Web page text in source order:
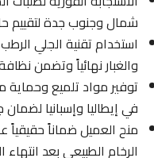
شمال وجنوب جدة لتقييم حالة
استخدام تقنية الجلي الرطب
والغبار نهائياً وتضمن نظافة
توفير مواد تلميع وحماية
في إيطاليا وإسبانيا لضمان
منح العميل ضماناً حقيقياً
الرخام الطبيعي بعد انتهاء